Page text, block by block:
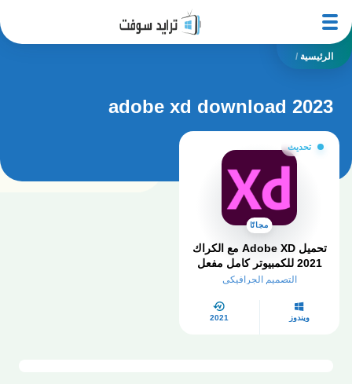
الرئيسية /
adobe xd download 2023
تحديث
مجانًا
تحميل Adobe XD مع الكراك
2021 للكمبيوتر كامل مفعل
برابط مباشر من ميديافاير
التصميم الجرافيكي
ويندوز 2021